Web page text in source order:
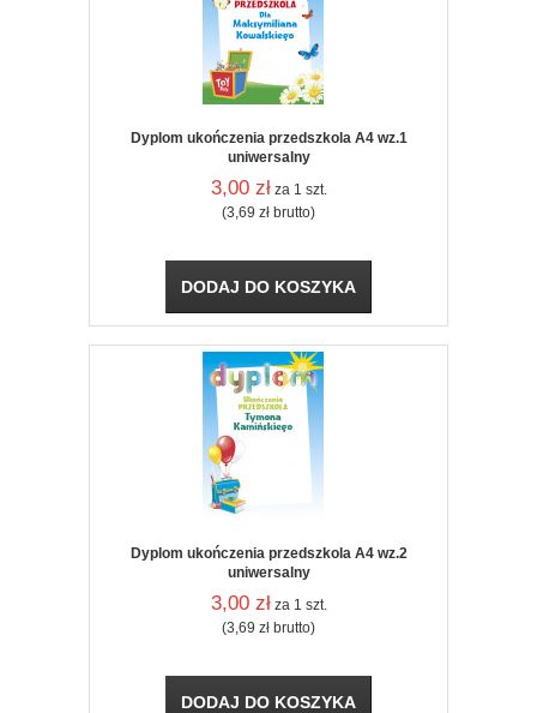
Dyplom ukończenia przedszkola A4 wz.1
uniwersalny
3,00 złza 1 szt.
(3,69 zł brutto)
DODAJ DO KOSZYKA
Dyplom ukończenia przedszkola A4 wz.2
uniwersalny
3,00 złza 1 szt.
(3,69 zł brutto)
DODAJ DO KOSZYKA